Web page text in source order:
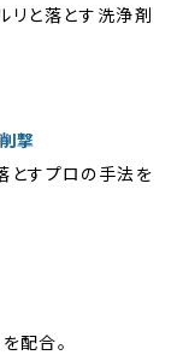
リと落とす洗浄剤
撃​
とすプロの手法を
配合。​